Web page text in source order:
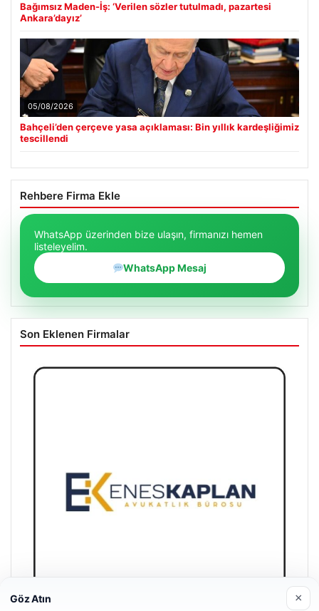
Bağımsız Maden-İş: ‘Verilen sözler tutulmadı, pazartesi
Ankara’dayız’
05/08/2026
Bahçeli’den çerçeve yasa açıklaması: Bin yıllık kardeşliğimiz
tescillendi
Rehbere Firma Ekle
WhatsApp üzerinden bize ulaşın, firmanızı hemen
listeleyelim.
WhatsApp Mesaj
Son Eklenen Firmalar
Göz Atın ×